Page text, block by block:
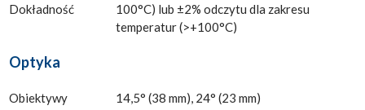
Dokładność
100°C) lub ±2% odczytu dla zakresu
temperatur (>+100°C)
Optyka
Obiektywy 14,5° (38 mm), 24° (23 mm)